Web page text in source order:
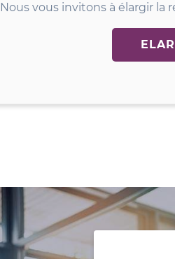
Nous vous invitons à élargir la